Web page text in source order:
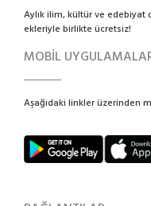
Aylık ilim, kültür ve edebiyat
ekleriyle birlikte ücretsiz!
MOBİL
Aşağıdaki linkler üzerinden